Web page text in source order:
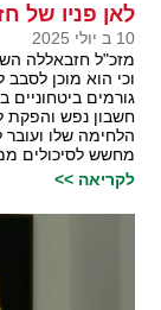
לאן פניו של
10 ב יולי 2025
מזכ"ל חזבאללה
וכי הוא מוכן
גורמים
חשבון נפש והפקת
הלחימה שלו
מחשש לסיכולים
לקריאה >>